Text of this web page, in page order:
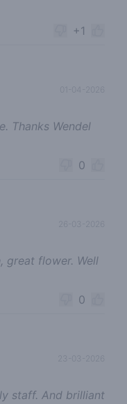
+1
Thanks Wendel
0
26-03-2026
great flower. Well
0
23-03-2026
staff. And brilliant